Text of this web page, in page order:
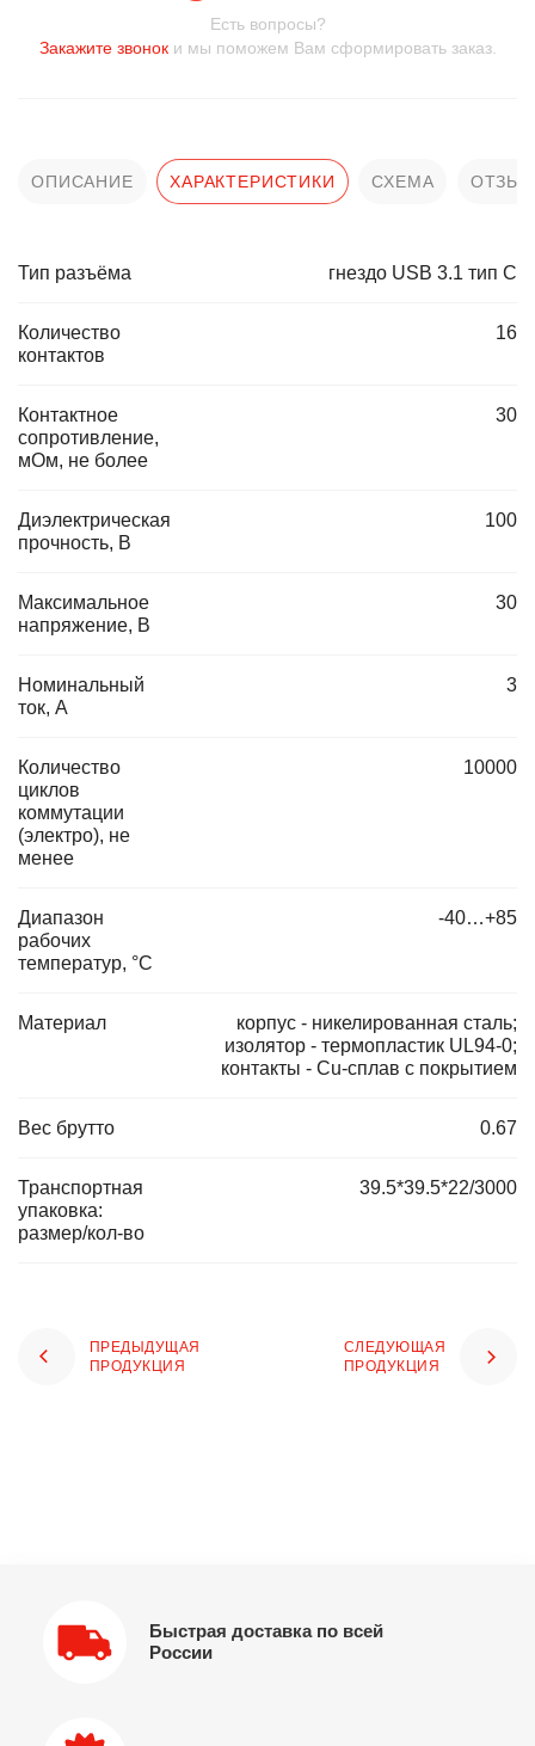
Есть вопросы?
Закажите звоноки мы поможем Вам сформировать заказ.
ОПИСАНИЕ ХАРАКТЕРИСТИКИ СХЕМА
Тип разъёма гнездо USB 3.1 тип С
Количество
контактов
16
Контактное
сопротивление,
мОм, не более
30
Диэлектрическая
прочность, В
100
Максимальное
напряжение, В
30
Номинальный
ток, А
3
Количество
циклов
коммутации
(электро), не
менее
10000
Диапазон
рабочих
температур, °C
-40…+85
Материал
корпус - никелированная сталь;
изолятор - термопластик UL94-0;
контакты - Cu-сплав с покрытием
Вес брутто 0.67
Транспортная
упаковка:
размер/кол-во
39.5*39.5*22/3000
ПРЕДЫДУЩАЯ
ПРОДУКЦИЯ
СЛЕДУЮЩАЯ
ПРОДУКЦИЯ
Быстрая доставка по всей
России